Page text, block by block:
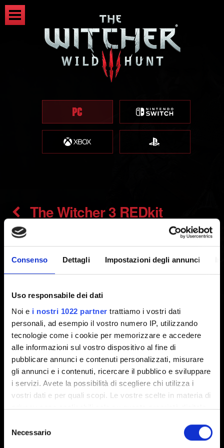
Consenso Dettagli Impostazioni degli annunci
Uso responsabile dei dati
Noi e i nostri 1022 partner trattiamo i vostri dati
personali, ad esempio il vostro numero IP, utilizzando
tecnologie come i cookie per memorizzare e accedere
alle informazioni sul vostro dispositivo al fine di
pubblicare annunci e contenuti personalizzati, misurare
gli annunci e i contenuti, ricercare il pubblico e sviluppare
i servizi. Avete la possibilità di scegliere chi utilizza i
vostri dati e per quali scopi. Le vostre scelte in materia di
privacy sono applicabili solo su questa proprietà digitale
modificare o revocare il proprio consenso in qualsiasi
momento dalla Dichiarazione sui cookie o facendo clic
delNecessario
The Witcher 3 REDkit
The Witcher 3 REDkit
Voglio segnalare un problema con The Witcher
Ho riscontrato un problema dopo aver
modificato i contenuti di gioco
Riscontro problemi grafici con l'editor
Dove posso trovare tutorial sul modding?
The Witcher 3 REDkit - Requisiti di sistema
Inviare un feedback